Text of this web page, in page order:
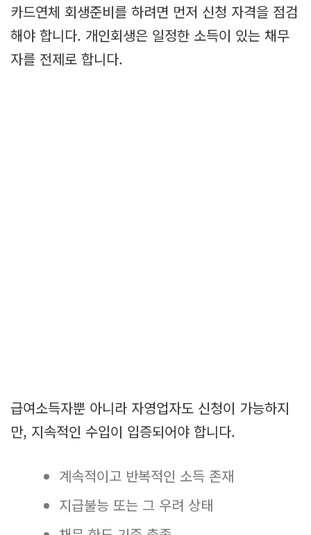
카드연체 회생준비를 하려면 먼저 신청 자격을 점검
해야 합니다. 개인회생은 일정한 소득이 있는 채무
자를 전제로 합니다.
급여소득자뿐 아니라 자영업자도 신청이 가능하지
만, 지속적인 수입이 입증되어야 합니다.
계속적이고 반복적인 소득 존재
지급불능 또는 그 우려 상태